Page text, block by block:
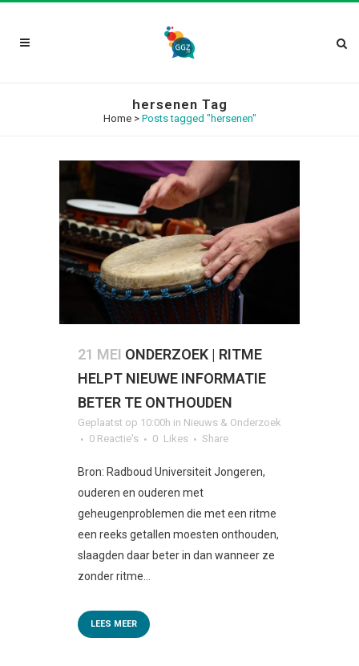
hersenen Tag
Home> Posts tagged "hersenen"
21 MEI ONDERZOEK | RITME
HELPT NIEUWE INFORMATIE
BETER TE ONTHOUDEN
Geplaatst op 10:00h in Nieuws & Onderzoek
0 Reactie's
0 Likes Share
Bron: Radboud Universiteit Jongeren,
ouderen en ouderen met
geheugenproblemen die met een ritme
een reeks getallen moesten onthouden,
slaagden daar beter in dan wanneer ze
zonder ritme...
LEES MEER